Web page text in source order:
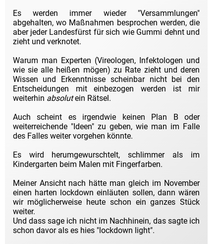
Es werden immer wieder "Versammlungen"
abgehalten, wo Maßnahmen besprochen werden, die
aber jeder Landesfürst für sich wie Gummi dehnt und
zieht und verknotet.
Warum man Experten (Vireologen, Infektologen und
wie sie alle heißen mögen) zu Rate zieht und deren
Wissen und Erkenntnisse scheinbar nicht bei den
Entscheidungen mit einbezogen werden ist mir
weiterhin absolutein Rätsel.
Auch scheint es irgendwie keinen Plan B oder
weiterreichende "Ideen" zu geben, wie man im Falle
des Falles weiter vorgehen könnte.
Es wird herumgewurschtelt, schlimmer als im
Kindergarten beim Malen mit Fingerfarben.
Meiner Ansicht nach hätte man gleich im November
einen harten lockdown einläuten sollen, dann wären
wir möglicherweise heute schon ein ganzes Stück
weiter.
Und dass sage ich nicht im Nachhinein, das sagte ich
schon davor als es hies "lockdown light".